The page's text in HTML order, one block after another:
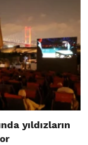
yıldızların